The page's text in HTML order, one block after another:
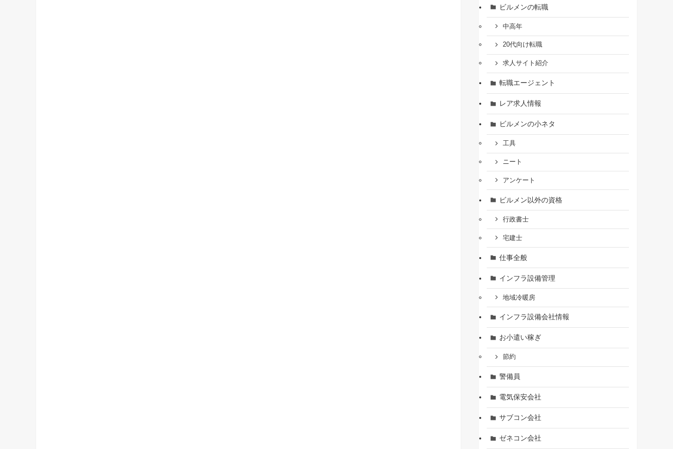
ビルメンの転職
中高年
20代向け転職
求人サイト紹介
転職エージェント
レア求人情報
ビルメンの小ネタ
工具
ニート
アンケート
ビルメン以外の資格
行政書士
宅建士
仕事全般
インフラ設備管理
地域冷暖房
インフラ設備会社情報
お小遣い稼ぎ
節約
警備員
電気保安会社
サブコン会社
ゼネコン会社